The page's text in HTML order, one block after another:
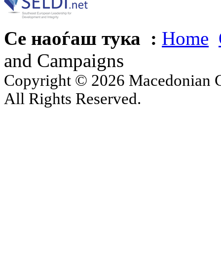
Се наоѓаш тука : Home
and Campaigns
Copyright © 2026 Macedonian
All Rights Reserved.